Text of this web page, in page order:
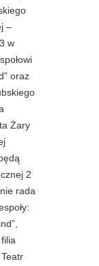
–
w
oraz
Żary
2
rada
Teatr